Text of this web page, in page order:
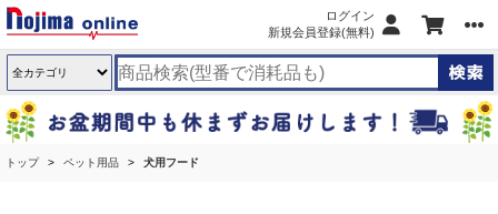
ログイン
新規会員登録(無料)
トップ ペット用品 犬用フード